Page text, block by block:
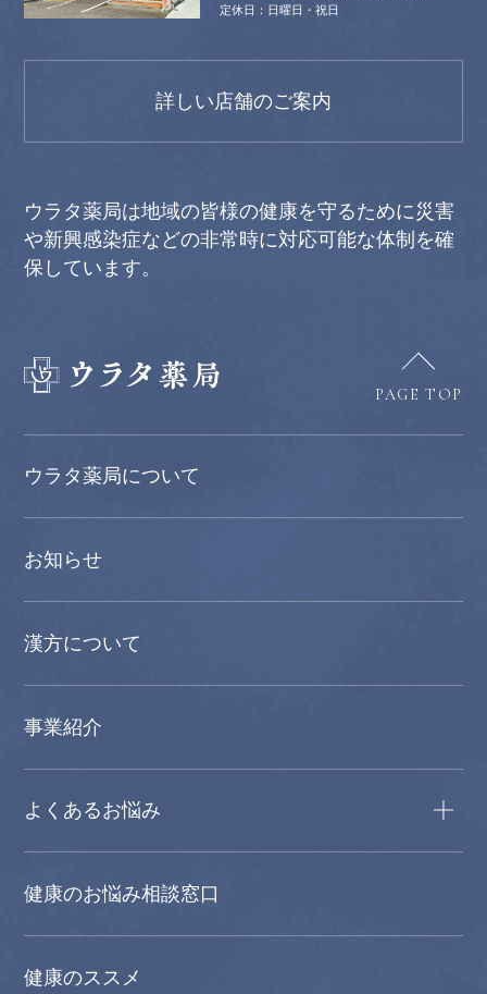
日曜日・祝日
詳しい店舗のご案内
ウラタ薬局は地域の皆様の健康を守るために災害
や新興感染症などの非常時に対応可能な体制を確
保しています。
PAGE TOP
ウラタ薬局について
お知らせ
漢方について
事業紹介
よくあるお悩み
健康のお悩み相談窓口
健康のススメ